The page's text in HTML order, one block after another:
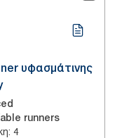
υφασμάτινης
runners
: 4